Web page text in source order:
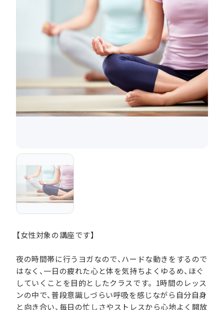
【女性対象の講座です】
夜の時間帯に行うヨガなので、ハードな動きをするので
はなく、一日の疲れた心と体を気持ちよくゆるめ、ほぐ
していくことを目的としたクラスです。1時間のレッス
ンの中で、普段意識しづらい呼吸を感じながら自分自身
と向き合い、毎日の忙しさやストレスから心地よく開放